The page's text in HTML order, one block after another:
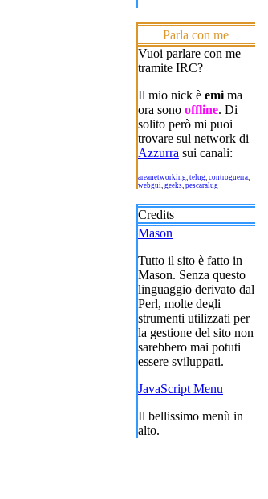
Parla con me
Vuoi parlare con me
tramite IRC?
Il mio nick è emi ma
ora sono offline. Di
solito però mi puoi
trovare sul network di
Azzurra sui canali:
areanetworking, telug, controguerra,
webgui, geeks, pescaralug
Credits
Mason
Tutto il sito è fatto in
Mason. Senza questo
linguaggio derivato dal
Perl, molte degli
strumenti utilizzati per
la gestione del sito non
sarebbero mai potuti
essere sviluppati.
JavaScript Menu
Il bellissimo menù in
alto.